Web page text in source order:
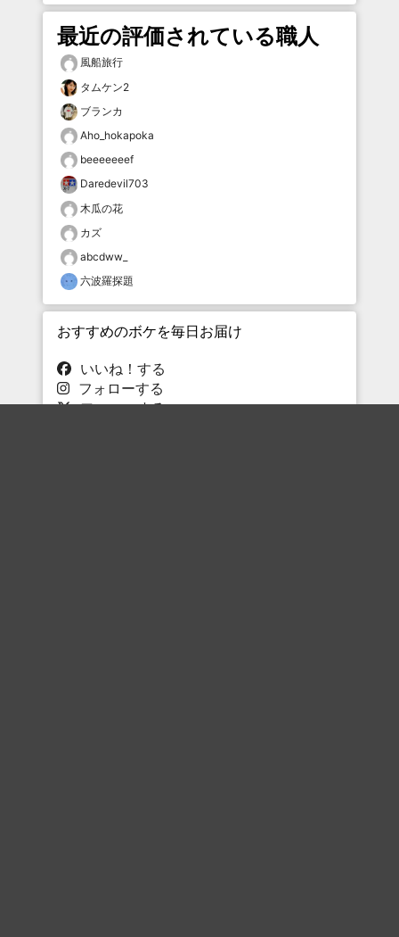
最近の評価されている職人
風船旅行
タムケン2
ブランカ
Aho_hokapoka
beeeeeeef
Daredevil703
木瓜の花
カズ
abcdww_
六波羅探題
おすすめのボケを毎日お届け
いいね！する
フォローする
フォローする